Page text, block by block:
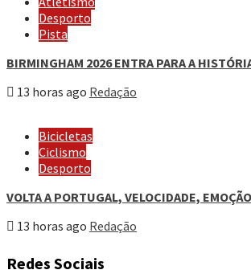
Desporto
Pista
BIRMINGHAM 2026 ENTRA PARA A
13 horas ago Redação
Bicicletas
Ciclismo
Desporto
VOLTA A PORTUGAL, VELOCIDADE,
13 horas ago Redação
Redes Sociais